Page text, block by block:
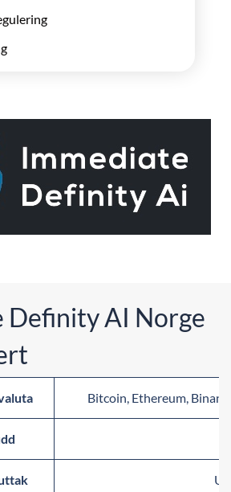
Definity AI Norge
Bitcoin, Ethereum,